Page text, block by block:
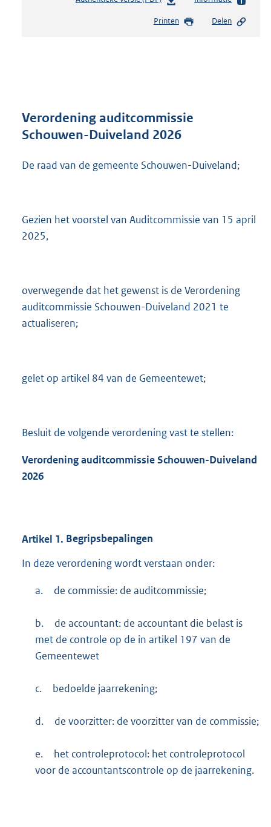
s
r
o
t
9
Printen Delen
Verordening auditcommissie
Schouwen-Duiveland 2026
De raad van de gemeente Schouwen-Duiveland;
Gezien het voorstel van Auditcommissie van 15 april
2025,
overwegende dat het gewenst is de Verordening
auditcommissie Schouwen-Duiveland 2021 te
actualiseren;
gelet op artikel 84 van de Gemeentewet;
Besluit de volgende verordening vast te stellen:
Verordening auditcommissie Schouwen-Duiveland
2026
Artikel 1. Begripsbepalingen
In deze verordening wordt verstaan onder:
a. de commissie: de auditcommissie;
b.
de accountant: de accountant die belast is
met de controle op de in artikel 197 van de
Gemeentewet
c. bedoelde jaarrekening;
d. de voorzitter: de voorzitter van de commissie;
e.
het controleprotocol: het controleprotocol
voor de accountantscontrole op de jaarrekening.